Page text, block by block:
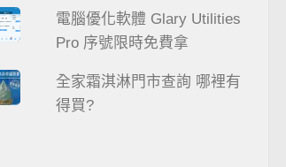
電腦優化軟體 Glary Utilities
Pro 序號限時免費拿
全家霜淇淋門市查詢 哪裡有
得買?